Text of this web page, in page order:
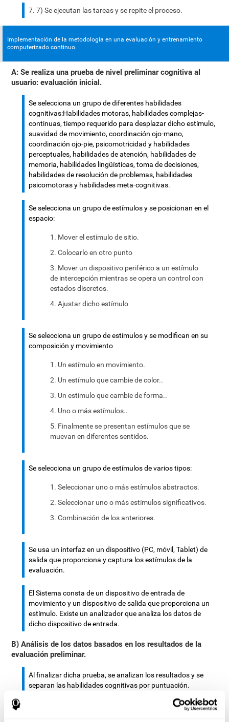
7) Se ejecutan las tareas y se repite el proceso.
Implementación de la metodología en una evaluación y entrenamiento
computerizado continuo.
A: Se realiza una prueba de nivel preliminar cognitiva al
usuario: evaluación inicial.
Se selecciona un grupo de diferentes habilidades
cognitivas:Habilidades motoras, habilidades complejas-
continuas, tiempo requerido para desplazar dicho estímulo,
suavidad de movimiento, coordinación ojo-mano,
coordinación ojo-pie, psicomotricidad y habilidades
perceptuales, habilidades de atención, habilidades de
memoria, habilidades lingüísticas, toma de decisiones,
habilidades de resolución de problemas, habilidades
psicomotoras y habilidades meta-cognitivas.
Se selecciona un grupo de estímulos y se posicionan en el
espacio:
Mover el estímulo de sitio.
Colocarlo en otro punto
Mover un dispositivo periférico a un estímulo
de intercepción mientras se opera un control con
estados discretos.
Ajustar dicho estímulo
Se selecciona un grupo de estímulos y se modifican en su
composición y movimiento
Un estímulo en movimiento.
Un estímulo que cambie de color..
Un estímulo que cambie de forma..
Uno o más estímulos..
Finalmente se presentan estímulos que se
muevan en diferentes sentidos.
Se selecciona un grupo de estímulos de varios tipos:
Seleccionar uno o más estímulos abstractos.
Seleccionar uno o más estímulos significativos.
Combinación de los anteriores.
Se usa un interfaz en un dispositivo (PC, móvil, Tablet) de
salida que proporciona y captura los estímulos de la
evaluación.
El Sistema consta de un dispositivo de entrada de
movimiento y un dispositivo de salida que proporciona un
estímulo. Existe un analizador que analiza los datos de
dicho dispositivo de entrada.
B) Análisis de los datos basados en los resultados de la
evaluación preliminar.
Al finalizar dicha prueba, se analizan los resultados y se
separan las habilidades cognitivas por puntuación.
Se analizan los datos que constan de: habilidades motoras